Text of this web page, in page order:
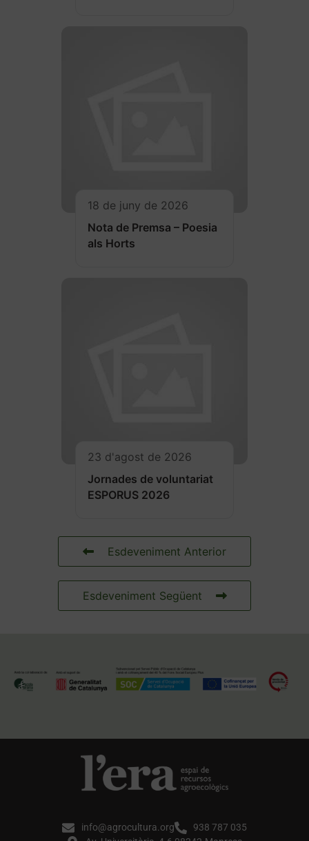
18 de juny de 2026
Nota de Premsa – Poesia
als Horts
23 d'agost de 2026
Jornades de voluntariat
ESPORUS 2026
Esdeveniment Anterior
Esdeveniment Següent
info@agrocultura.org
938 787 035